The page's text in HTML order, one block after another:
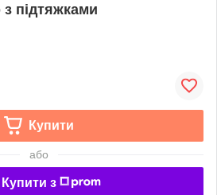
підтяжками
Купити
або
Купити з